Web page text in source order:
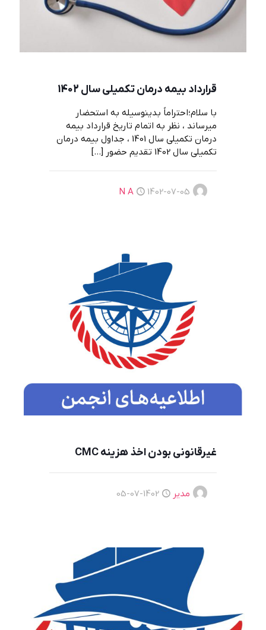
قرارداد بيمه درمان تكميلي سال 1402
با سلام؛احتراماً بدینوسیله به استحضار
میرساند ، نظر به اتمام تاریخ قرارداد بیمه
درمان تکمیلی سال 1401 ، جداول بیمه درمان
تکمیلی سال 1402 تقدیم حضور
[…]
N A 1402-07-05
غیرقانونی بودن اخذ هزینه CMC
مدیر 1402-07-05